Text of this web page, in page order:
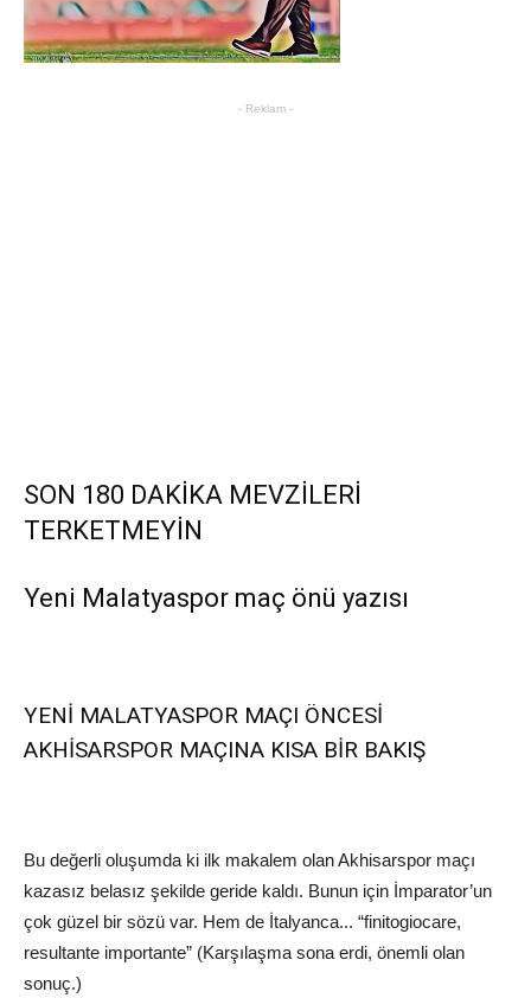
- Reklam -
SON 180 DAKİKA MEVZİLERİ
TERKETMEYİN
Yeni Malatyaspor maç önü yazısı
YENİ MALATYASPOR MAÇI ÖNCESİ
AKHİSARSPOR MAÇINA KISA BİR BAKIŞ
Bu değerli oluşumda ki ilk makalem olanAkhisarspor maçı
kazasız belasız şekilde geride kaldı. Bunun için İmparator’un
çok güzel bir sözü var. Hem de İtalyanca... “finitogiocare,
resultante importante” (Karşılaşma sona erdi, önemli olan
sonuç.)